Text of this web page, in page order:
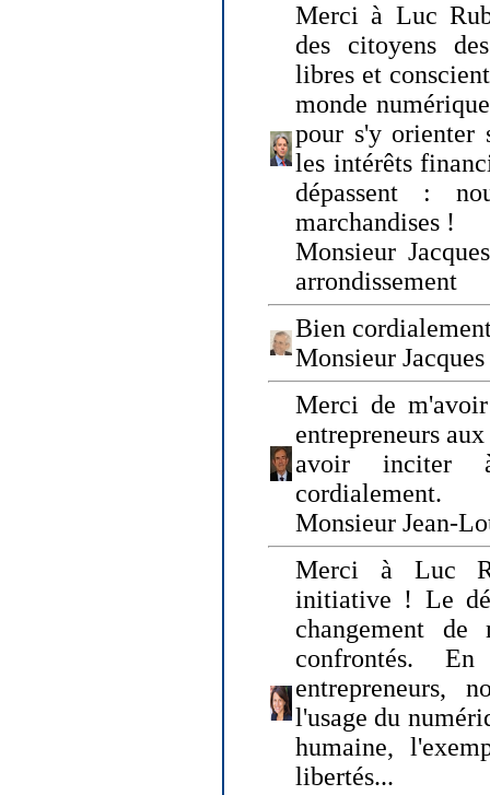
Merci à Luc
des citoyens
libres et
monde
pour s'y orienter
les intérêts
dépassent :
marchandises !
Monsieur
arrondissement
Bien
Monsieur
Merci de
entrepreneurs
avoir inciter
cordialement.
Monsieur Jean-
Merci à Luc
initiative ! Le
changement de
confrontés.
entrepreneurs,
l'usage du
humaine,
libertés...